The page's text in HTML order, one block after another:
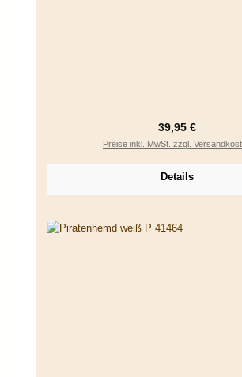
Regulärer Preis:
39,95 €
Preise inkl. MwSt. zzgl.
Details